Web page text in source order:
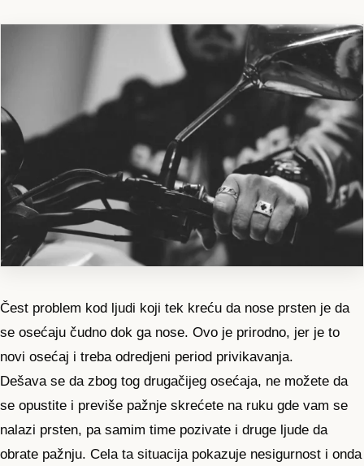
Čest problem kod ljudi koji tek kreću da nose prsten je da
se osećaju čudno dok ga nose. Ovo je prirodno, jer je to
novi osećaj i treba odredjeni period privikavanja.
Dešava se da zbog tog drugačijeg osećaja, ne možete da
se opustite i previše pažnje skrećete na ruku gde vam se
nalazi prsten, pa samim time pozivate i druge ljude da
obrate pažnju. Cela ta situacija pokazuje nesigurnost i onda